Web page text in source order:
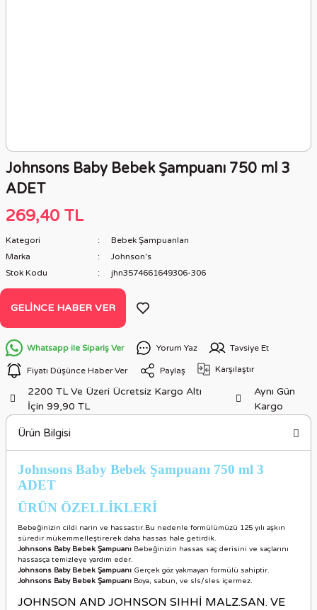
Johnsons Baby Bebek Şampuanı 750 ml 3
ADET
269,40 TL
Kategori
Bebek Şampuanları
Marka
Johnson's
Stok Kodu
jhn3574661649306-306
GELINCE HABER VER
Whatsapp ile Sipariş Ver Yorum Yaz Tavsiye Et
Fiyatı Düşünce Haber Ver Paylaş Karşılaştır
2200 TL Ve Üzeri Ücretsiz Kargo Altı
İçin 99,90 TL
Aynı Gün
Kargo
Ürün Bilgisi
Johnsons Baby Bebek Şampuanı 750 ml 3
ADET
ÜRÜN ÖZELLİKLERİ
Bebeğinizin cildi narin ve hassastır.Bu nedenle formülümüzü 125 yılı aşkın
süredir mükemmelleştirerek daha hassas hale getirdik.
Johnsons Baby Bebek Şampuanı Bebeğinizin hassas saç derisini ve saçlarını
hassasça temizleye yardım eder.
Johnsons Baby Bebek Şampuanı Gerçek göz yakmayan formülü sahiptir.
Johnsons Baby Bebek Şampuanı Boya, sabun, ve sls/sles içermez.
JOHNSON AND JOHNSON SIHHİ MALZ.SAN. VE